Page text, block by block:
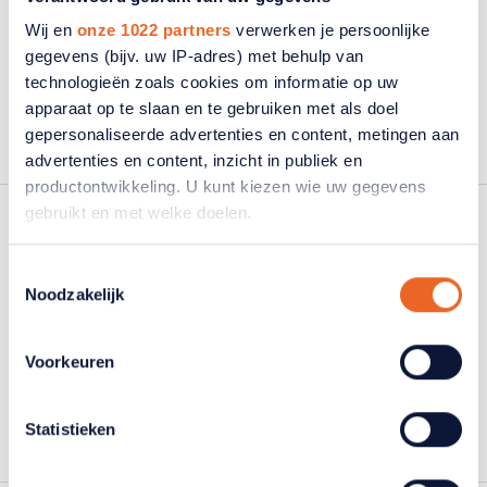
Wij en onze 1022 partners verwerken je persoonlijke
gegevens (bijv. uw IP-adres) met behulp van
technologieën zoals cookies om informatie op uw
apparaat op te slaan en te gebruiken met als doel
gepersonaliseerde advertenties en content, metingen aan
advertenties en content, inzicht in publiek en
productontwikkeling. U kunt kiezen wie uw gegevens
gebruikt en met welke doelen.
Informatie verzamelen over uw geografische
Uw apparaat identificeren door het actief te
scannen op specifieke eigenschappen (fingerprinting)
verwerkt en stel uw voorkeuren in het
detailgedeelte in.
Noodzakelijk
Voorkeuren
Statistieken
O
Onafhankelijke cliëntondersteuner
Ondersteuning
P